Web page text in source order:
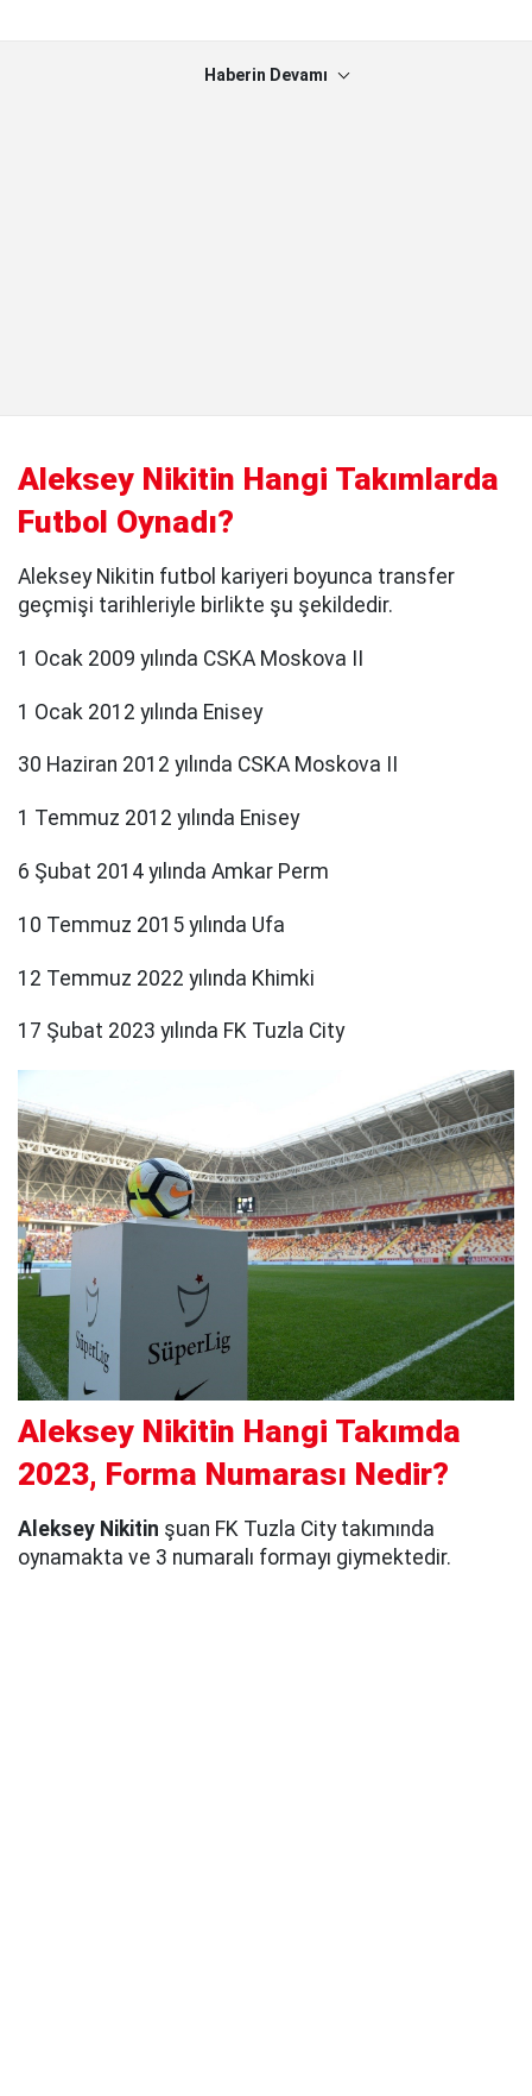
Haberin Devamı
Aleksey Nikitin Hangi Takımlarda
Futbol Oynadı?
Aleksey Nikitin futbol kariyeri boyunca transfer
geçmişi tarihleriyle birlikte şu şekildedir.
1 Ocak 2009 yılında CSKA Moskova II
1 Ocak 2012 yılında Enisey
30 Haziran 2012 yılında CSKA Moskova II
1 Temmuz 2012 yılında Enisey
6 Şubat 2014 yılında Amkar Perm
10 Temmuz 2015 yılında Ufa
12 Temmuz 2022 yılında Khimki
17 Şubat 2023 yılında FK Tuzla City
Aleksey Nikitin Hangi Takımda
2023, Forma Numarası Nedir?
Aleksey Nikitin şuan FK Tuzla City takımında
oynamakta ve 3 numaralı formayı giymektedir.